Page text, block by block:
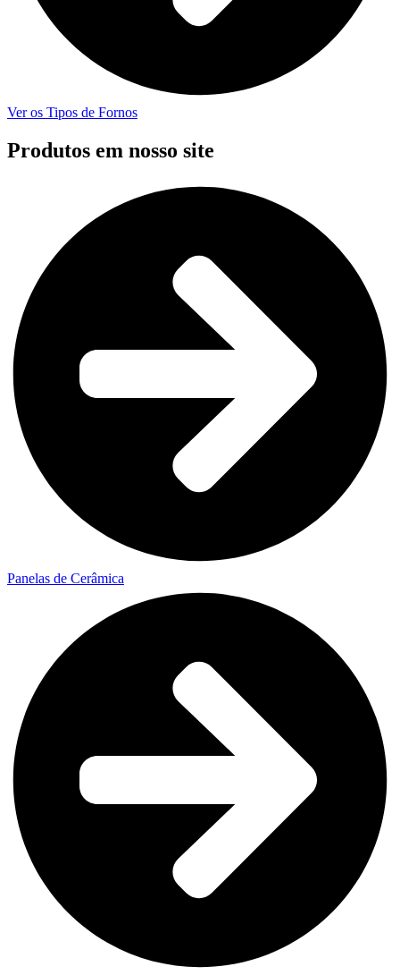
Ver os Tipos de Fornos
Produtos em nosso site
Panelas de Cerâmica